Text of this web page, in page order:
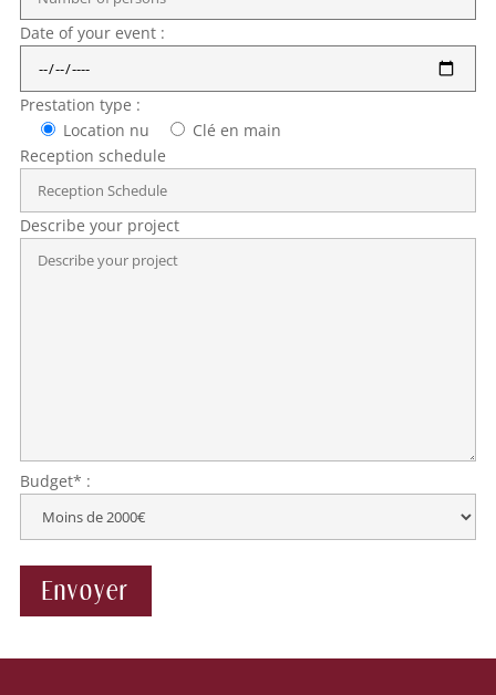
Date of your event :
Prestation type :
Location nu
Clé en main
Reception schedule
Describe your project
Budget* :
Envoyer